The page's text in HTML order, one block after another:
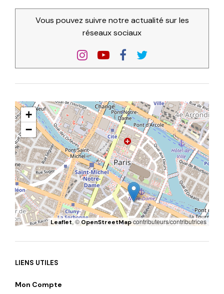
Vous pouvez suivre notre actualité sur les
réseaux sociaux
+
−
Leaflet, ©OpenStreetMapcontributeurs/contributrices
LIENS UTILES
Mon Compte